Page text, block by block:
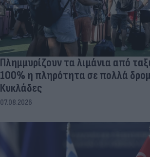
Πλημμυρίζουν τα λιμάνια από
100% η πληρότητα σε πολλά
Κυκλάδες
07.08.2026